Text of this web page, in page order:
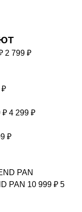
2 799 ₽
₽
₽ 4 299 ₽
₽
PAN 10 999 ₽ 5